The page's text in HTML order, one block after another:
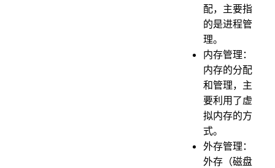
零拷贝了解吗？
配，主要指
的是进程管
理。
内存管理：
内存的分配
和管理，主
要利用了虚
拟内存的方
式。
外存管理：
外存（磁盘